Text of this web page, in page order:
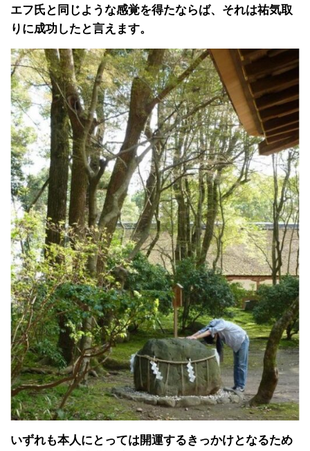
エフ氏と同じような感覚を得たならば、それは祐気取
りに成功したと言えます。
いずれも本人にとっては開運するきっかけとなるため